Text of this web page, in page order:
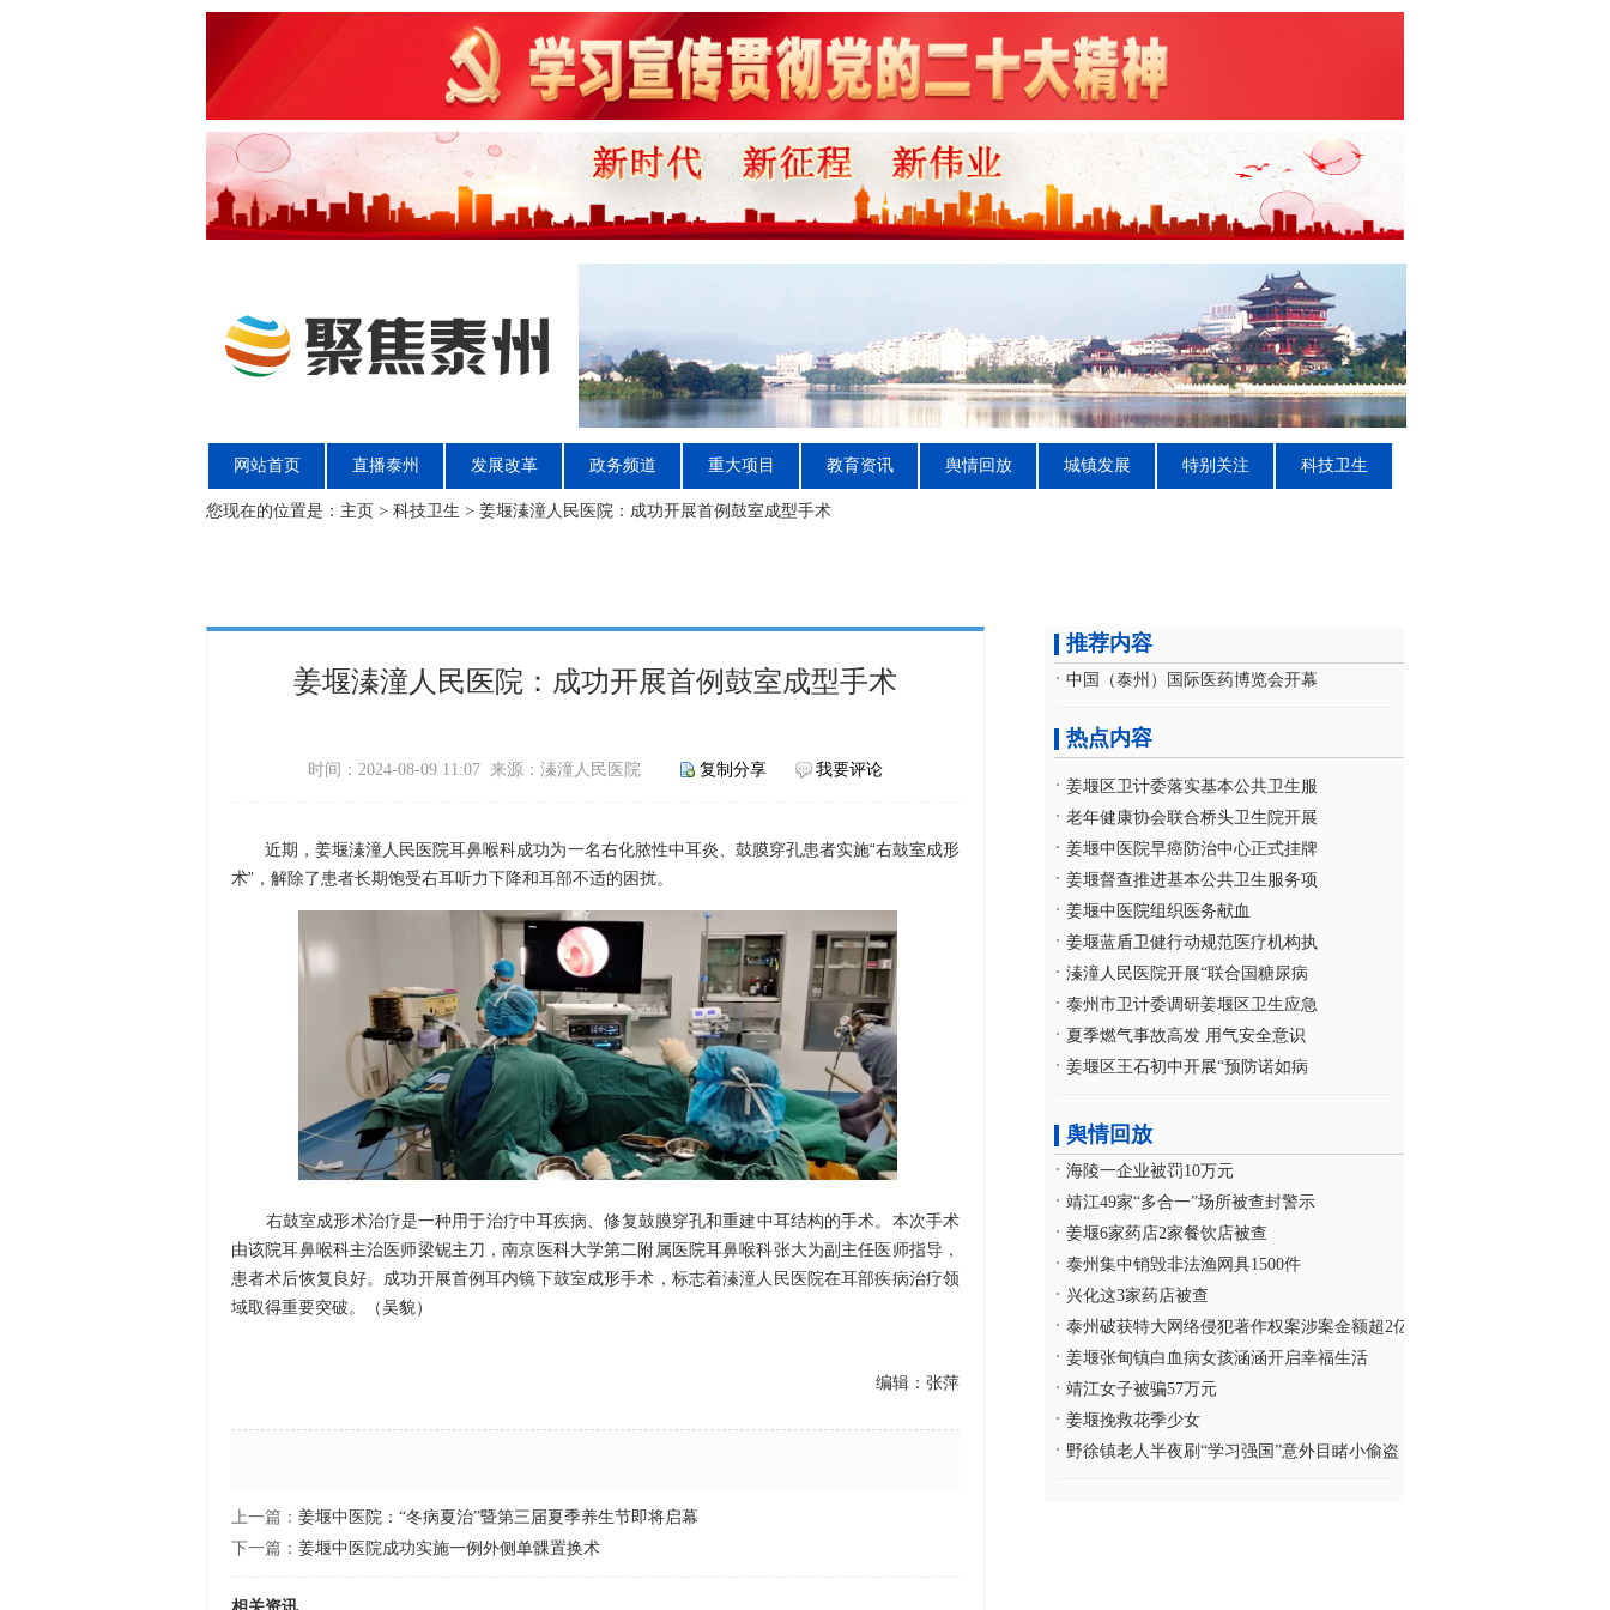
网站首页 直播泰州 发展改革 政务频道 重大项目 教育资讯 舆情回放 城镇发展 特别关注 科技卫生
您现在的位置是： 主页 > 科技卫生 > 姜堰溱潼人民医院：成功开展首例鼓室成型手术
姜堰溱潼人民医院：成功开展首例鼓室成型手术
时间：2024-08-09 11:07 来源：溱潼人民医院 复制分享 我要评论
近期，姜堰溱潼人民医院耳鼻喉科成功为一名右化脓性中耳炎、鼓膜穿孔患者实施“右鼓室成形
术”，解除了患者长期饱受右耳听力下降和耳部不适的困扰。
右鼓室成形术治疗是一种用于治疗中耳疾病、修复鼓膜穿孔和重建中耳结构的手术。本次手术
由该院耳鼻喉科主治医师梁铌主刀，南京医科大学第二附属医院耳鼻喉科张大为副主任医师指导，
患者术后恢复良好。成功开展首例耳内镜下鼓室成形手术，标志着溱潼人民医院在耳部疾病治疗领
域取得重要突破。（吴貌）
编辑：张萍
上一篇： 姜堰中医院：“冬病夏治”暨第三届夏季养生节即将启幕
下一篇： 姜堰中医院成功实施一例外侧单髁置换术
推荐内容
中国（泰州）国际医药博览会开幕
热点内容
姜堰区卫计委落实基本公共卫生服
老年健康协会联合桥头卫生院开展
姜堰中医院早癌防治中心正式挂牌
姜堰督查推进基本公共卫生服务项
姜堰中医院组织医务献血
姜堰蓝盾卫健行动规范医疗机构执
溱潼人民医院开展“联合国糖尿病
泰州市卫计委调研姜堰区卫生应急
夏季燃气事故高发 用气安全意识
姜堰区王石初中开展“预防诺如病
舆情回放
海陵一企业被罚10万元
靖江49家“多合一”场所被查封警示
姜堰6家药店2家餐饮店被查
泰州集中销毁非法渔网具1500件
兴化这3家药店被查
泰州破获特大网络侵犯著作权案涉案金额超2亿
姜堰张甸镇白血病女孩涵涵开启幸福生活
靖江女子被骗57万元
姜堰挽救花季少女
野徐镇老人半夜刷“学习强国”意外目睹小偷盗